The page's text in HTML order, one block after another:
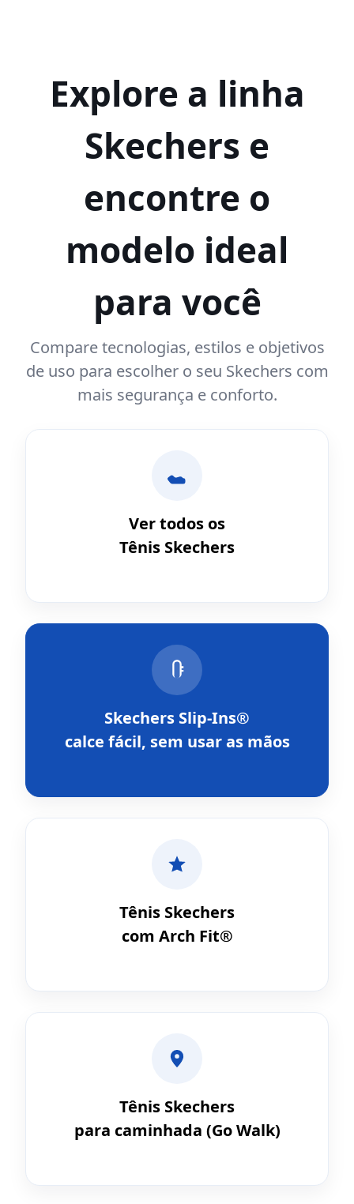
Explore a linha
Skechers e
encontre o
modelo ideal
para você
Compare tecnologias, estilos e objetivos
de uso para escolher o seu Skechers com
mais segurança e conforto.
Ver todos os
Tênis Skechers
Skechers Slip-Ins®
calce fácil, sem usar as mãos
Tênis Skechers
com Arch Fit®
Tênis Skechers
para caminhada (Go Walk)